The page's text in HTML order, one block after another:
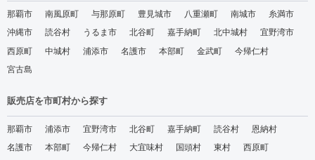
那覇市 南風原町 与那原町 豊見城市 八重瀬町 南城市
糸満市
沖縄市
読谷村 うるま市 北谷町 嘉手納町 北中城村
宜野湾市
西原町
中城村 浦添市 名護市 本部町 金武町
今帰仁村
宮古島
販売店を市町村から探す
那覇市 浦添市 宜野湾市 北谷町 嘉手納町 読谷村
恩納村
名護市
本部町 今帰仁村 大宜味村 国頭村 東村
西原町